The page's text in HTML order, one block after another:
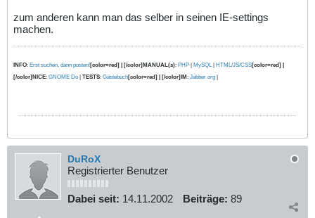
zum anderen kann man das selber in seinen IE-settings
machen.
INFO: Erst suchen, dann posten![color=red] | [/color]MANUAL(s): PHP | MySQL | HTML/JS/CSS[color=red] |
[/color]NICE: GNOME Do | TESTS: Gästebuch[color=red] | [/color]IM: Jabber.org |
DuRoX
Registrierter Benutzer
Dabei seit: 14.11.2002 Beiträge: 89